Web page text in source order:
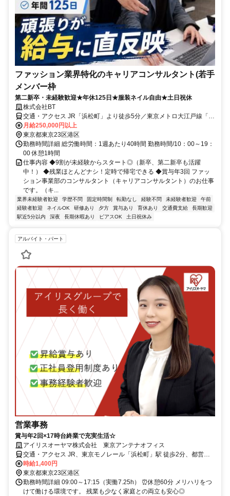
ファッション業界特化のキャリアコンサルタント(若手
メンバー枠
第二新卒・未経験歓迎★年休125日★服装ネイル自由★土日祝休
株式会社BT
交通・アクセス JR「浜松町」より徒歩5分／東京メトロ大江戸線「大
門」より徒歩3分
月給250,000円以上
東京都東京23区港区
勤務時間詳細 総労働時間：1週あたり40時間 勤務時間/10：00～19：
00 休憩1時間
仕事内容 ◆9割が未経験からスタート◎（新卒、第二新卒も活躍
中！） ◆残業ほとんどナシ！定時で帰宅できる ◆賞与年3回 ファッ
ション事業部のコンサルタント（キャリアコンサルタント）のお仕事
です。（キ...
業界未経験者歓迎 学歴不問 固定時間制 転勤なし 経験不問 未経験者歓迎
午前
経験者歓迎
ネイルOK 研修あり 夕方 賞与あり 育休あり 交通費支給
長期歓迎
駅近5分以内
深夜 長期休暇あり ピアスOK 土日祝休み
アルバイト・パート
営業事務
賞与年2回×17時台終業で充実生活☆
アイリスオーヤマ株式会社 東京アンテナオフィス
交通・アクセス JR、東京モノレール「浜松町」駅 徒歩2分、都営地
下鉄「大門」駅 直結
時給1,400円
東京都東京23区港区
勤務時間詳細 09:00～17:15（実働7.25h） ⏰休憩60分 メリハリをつ
けて働ける環境です。 残業も少なく家庭との両立も安心◎